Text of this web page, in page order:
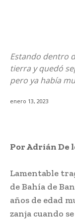
Estando dentro
tierra y quedó
pero ya había
enero 13, 2023
Por Adrián De
Lamentable
de Bahía de
años de edad
zanja cuando